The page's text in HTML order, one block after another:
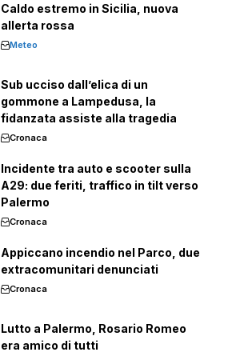
Caldo estremo in Sicilia, nuova
allerta rossa
Meteo
Sub ucciso dall’elica di un
gommone a Lampedusa, la
fidanzata assiste alla tragedia
Cronaca
Incidente tra auto e scooter sulla
A29: due feriti, traffico in tilt verso
Palermo
Cronaca
Appiccano incendio nel Parco, due
extracomunitari denunciati
Cronaca
Lutto a Palermo, Rosario Romeo
era amico di tutti